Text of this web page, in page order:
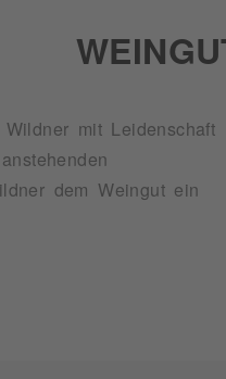
mit Leidenschaft
dem Weingut ein
Spaßkomponente, die